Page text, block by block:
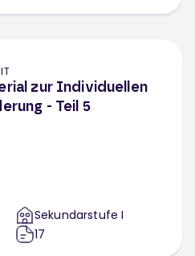
zur Individuellen
- Teil 5
Sekundarstufe I
17